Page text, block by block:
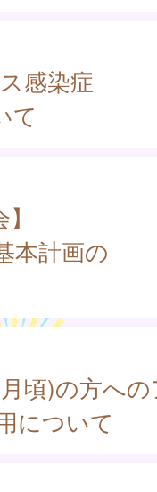
感染症
て
本計画の
頃)の方へ
について